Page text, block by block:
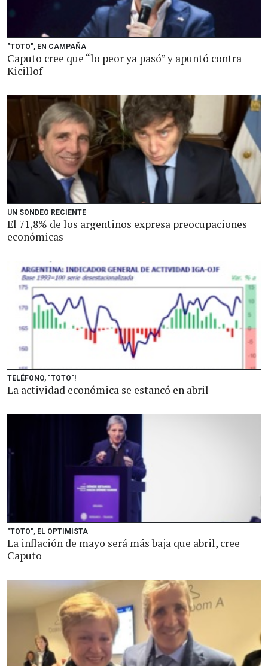
"TOTO", EN CAMPAÑA
Caputo cree que “lo peor ya pasó” y apuntó contra
Kicillof
UN SONDEO RECIENTE
El 71,8% de los argentinos expresa preocupaciones
económicas
TELÉFONO, "TOTO"!
La actividad económica se estancó en abril
"TOTO", EL OPTIMISTA
La inflación de mayo será más baja que abril, cree
Caputo